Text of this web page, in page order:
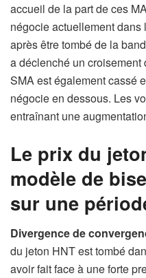
accueil de la part de ces
négocie actuellement
après être tombé de la
a déclenché un croisement
SMA est également cassé
négocie en dessous. Les
entraînant une
Le prix du
modèle de
sur une
Divergence de
du jeton HNT est tombé
avoir fait face à une forte